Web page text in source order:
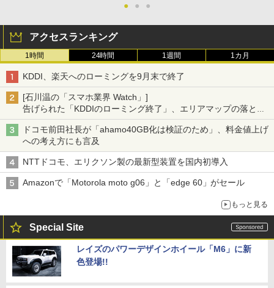
● ● ●
アクセスランキング
1時間 24時間 1週間 1カ月
KDDI、楽天へのローミングを9月末で終了
[石川温の「スマホ業界 Watch」]
告げられた「KDDIのローミング終了」、エリアマップの落とし
穴と楽天モバイルの課題
ドコモ前田社長が「ahamo40GB化は検証のため」、料金値上げ
への考え方にも言及
NTTドコモ、エリクソン製の最新型装置を国内初導入
Amazonで「Motorola moto g06」と「edge 60」がセール
もっと見る
Special Site
レイズのパワーデザインホイール「M6」に新
色登場!!